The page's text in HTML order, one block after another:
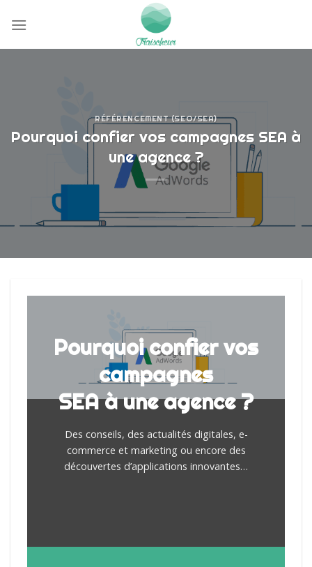
au
RÉFÉRENCEMENT (SEO/SEA)
Pourquoi confier vos campagnes SEA à
une agence ?
Pourquoi confier vos
campagnes
SEA à une agence ?
Des conseils, des actualités digitales, e-
commerce et marketing ou encore des
découvertes d’applications innovantes…